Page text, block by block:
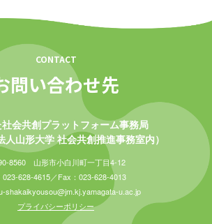
CONTACT
問い合わせ先
会共創プラットフォーム事務局
人山形大学 社会共創推進事務室内）
8560 山形市小白川町一丁目4-12
023-628-4615／Fax：023-628-4013
shakaikyousou@jm.kj.yamagata-u.ac.jp
プライバシーポリシー